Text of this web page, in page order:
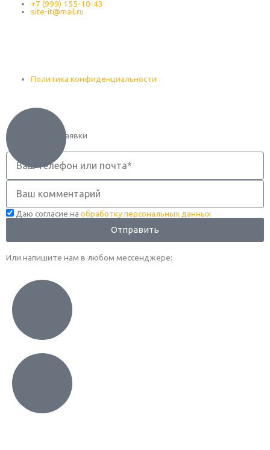
+7 (999) 155-10-43
site-it@mail.ru
Политика конфиденциальности
Оформление заявки
Телефон
Комментарий
Даю согласие на обработку персональных данных
Отправить
Или напишите нам в любом месcенджере: